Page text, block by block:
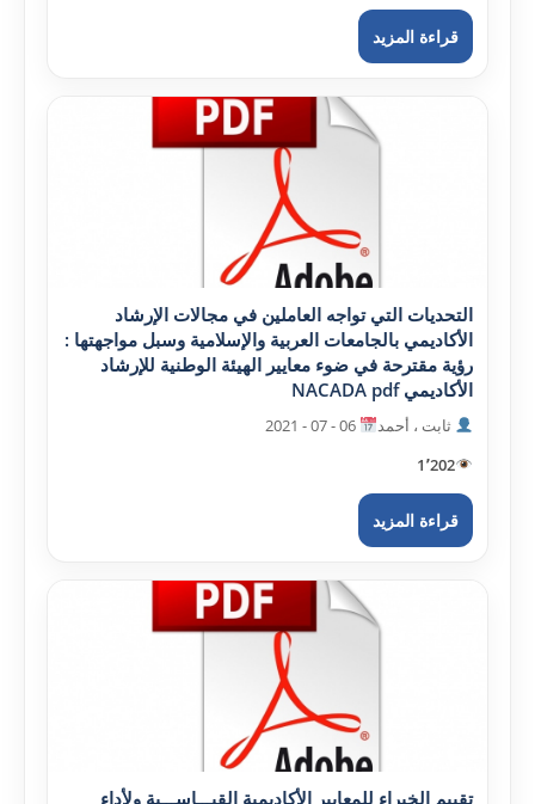
قراءة المزيد
التحديات التي تواجه العاملين في مجالات الإرشاد
الأکاديمي بالجامعات العربية والإسلامية وسبل مواجهتها :
رؤية مقترحة في ضوء معايير الهيئة الوطنية للإرشاد
الأکاديمي NACADA pdf
ثابت ، أحمد
1٬202
قراءة المزيد
تقييم الخبراء للمعايير الأکاديمية القيـــاســـية ولأداء